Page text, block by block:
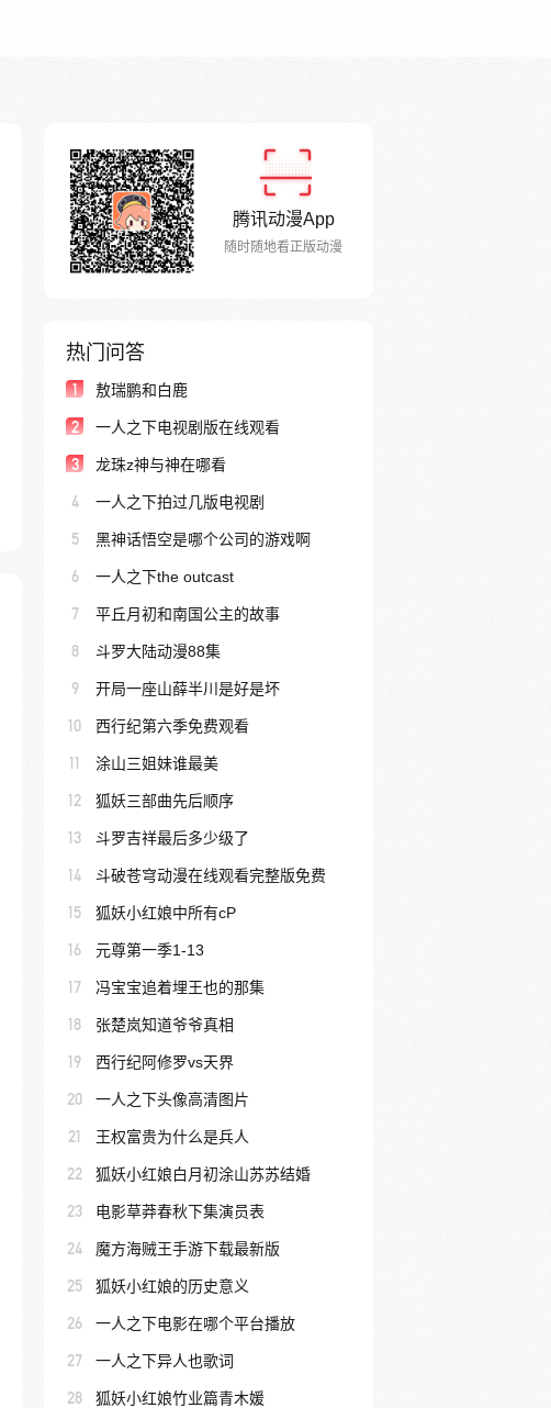
腾讯动漫App
随时随地看正版动漫
热门问答
1 敖瑞鹏和白鹿
2 一人之下电视剧版在线观看
3 龙珠z神与神在哪看
4 一人之下拍过几版电视剧
5 黑神话悟空是哪个公司的游戏啊
6 一人之下the outcast
7 平丘月初和南国公主的故事
8 斗罗大陆动漫88集
9 开局一座山薛半川是好是坏
10 西行纪第六季免费观看
11 涂山三姐妹谁最美
12 狐妖三部曲先后顺序
13 斗罗吉祥最后多少级了
14 斗破苍穹动漫在线观看完整版免费
15 狐妖小红娘中所有cP
16 元尊第一季1-13
17 冯宝宝追着埋王也的那集
18 张楚岚知道爷爷真相
19 西行纪阿修罗vs天界
20 一人之下头像高清图片
21 王权富贵为什么是兵人
22 狐妖小红娘白月初涂山苏苏结婚
23 电影草莽春秋下集演员表
24 魔方海贼王手游下载最新版
25 狐妖小红娘的历史意义
26 一人之下电影在哪个平台播放
27 一人之下异人也歌词
28 狐妖小红娘竹业篇青木媛